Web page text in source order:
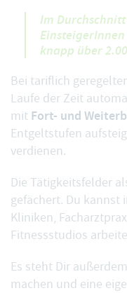
Im
knapp über
Bei tariflich
Laufe der Zeit
mit Fort- und
Entgeltstufen
verdienen.
Die Tätigkeitsfelder
gefächert. Du kannst
Kliniken,
Fitnessstudios
Es steht Dir
machen und eine